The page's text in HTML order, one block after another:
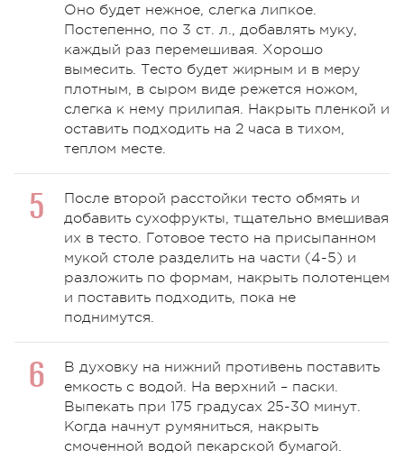
Оно будет нежное, слегка липкое.
Постепенно, по 3 ст. л., добавлять муку,
каждый раз перемешивая. Хорошо
вымесить. Тесто будет жирным и в меру
плотным, в сыром виде режется ножом,
слегка к нему прилипая. Накрыть пленкой и
оставить подходить на 2 часа в тихом,
теплом месте.
После второй расстойки тесто обмять и
добавить сухофрукты, тщательно вмешивая
их в тесто. Готовое тесто на присыпанном
мукой столе разделить на части (4-5) и
разложить по формам, накрыть полотенцем
и поставить подходить, пока не
поднимутся.
В духовку на нижний противень поставить
емкость с водой. На верхний – паски.
Выпекать при 175 градусах 25-30 минут.
Когда начнут румяниться, накрыть
смоченной водой пекарской бумагой.